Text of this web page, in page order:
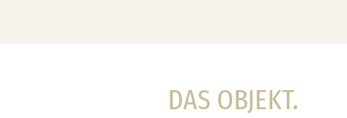
DAS OBJEKT.